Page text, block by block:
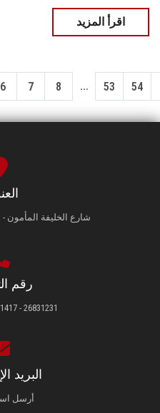
اقرأ المزيد
6 7 8 ... 53 54
شارع الخليفة المأمون -
رقم
26831231 - 26831417 - 26831474
البريد
أرسل